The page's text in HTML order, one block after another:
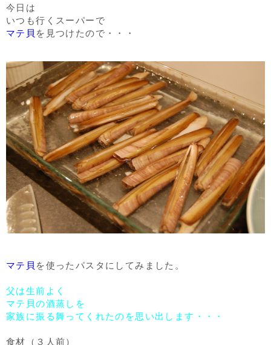
今日は
いつも行くスーパーで
マテ貝 を見つけたので・・・
マテ貝 を使ったパスタにしてみました。
父は生前よく
マテ貝の酒蒸しを
家族に振る舞ってくれたのを思い出します・・・
食材（３人前）